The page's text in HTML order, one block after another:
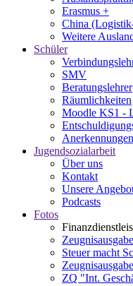
Erasmus +
China
Weitere
Schüler
SMV
Beratungslehrer
Räumlichkeiten
Moodle KS1 -
Jugendsozialarbeit
Über uns
Kontakt
Unsere
Podcasts
Fotos
Steuer macht
ZQ "Int.